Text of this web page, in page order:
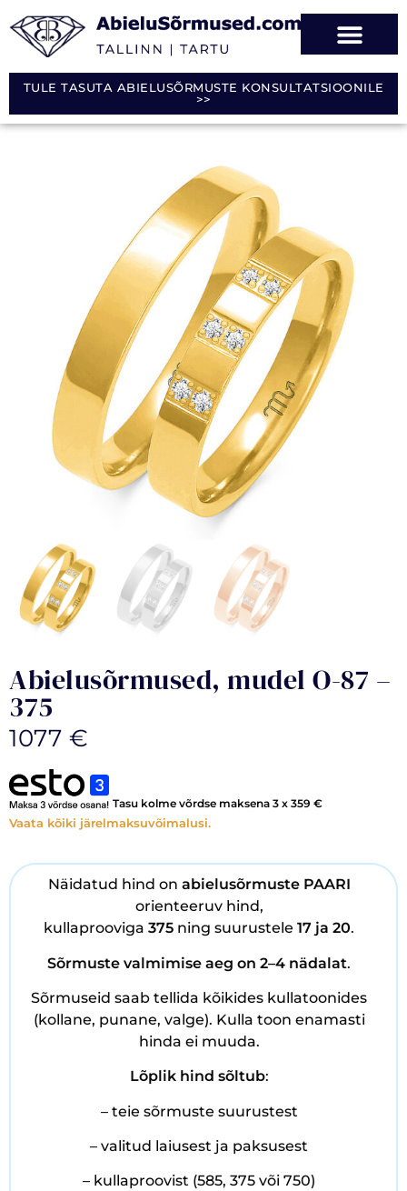
TULE TASUTA ABIELUSÕRMUSTE KONSULTATSIOONILE
>>
Abielusõrmused, mudel O-87 –
375
1077 €
Tasu kolme võrdse maksena 3 x 359 €
Vaata kõiki järelmaksuvõimalusi.
Näidatud hind on abielusõrmuste PAARI
orienteeruv hind,
kullaprooviga 375 ning suurustele 17 ja 20.
Sõrmuste valmimise aeg on 2–4 nädalat.
Sõrmuseid saab tellida kõikides kullatoonides
(kollane, punane, valge). Kulla toon enamasti
hinda ei muuda.
Lõplik hind sõltub:
– teie sõrmuste suurustest
– valitud laiusest ja paksusest
– kullaproovist (585, 375 või 750)